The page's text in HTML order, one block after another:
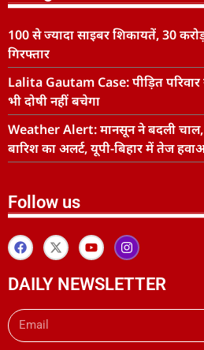
100 से ज्यादा साइबर शिकायतें, 30
गिरफ्तार
Lalita Gautam Case: पीड़ित
भी दोषी नहीं बचेगा
Weather Alert: मानसून ने बदली चाल,
बारिश का अलर्ट, यूपी-बिहार में तेज
Follow us
DAILY NEWSLETTER